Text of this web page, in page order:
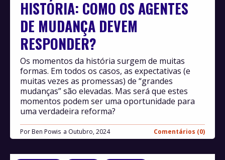
HISTÓRIA: COMO OS AGENTES
DE MUDANÇA DEVEM
RESPONDER?
Por Ben Powis Outubro, 2024 Comentários (0)
Os momentos da história surgem de muitas
formas. Em todos os casos, as expectativas (e
muitas vezes as promessas) de “grandes
mudanças” são elevadas. Mas será que estes
momentos podem ser uma oportunidade para
uma verdadeira reforma?